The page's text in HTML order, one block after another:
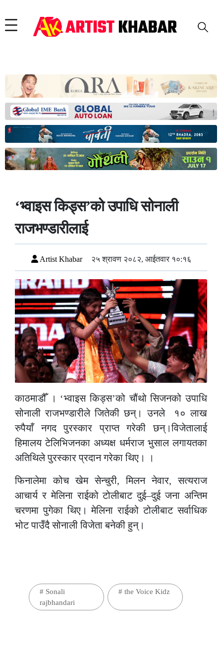
‘भ्वाइस किड्स’को उपाधि सोनाली
राजभण्डारीलाई
Artist Khabar २५ श्रावण २०८२, आईतवार १०:१६
काठमाडौँ । ‘भ्वाइस किड्स’को चौंथो सिजनको उपाधि
सोनाली राजभण्डारीले जितेकी छन्। उनले १० लाख
रुपैयाँ नगद पुरस्कार प्राप्त गरेकी छन्।विजेतालाई
हिमालय टेलिभिजनका अध्यक्ष धर्मराज भुसाल लगायतका
अतिथिले पुरस्कार प्रदान गरेका थिए। ।
फिनालेमा कोच खेम सेन्चुरी, मिलन नेवार, सत्यराज
आचार्य र मेलिना राईको टोलीबाट दुई–दुई जना अन्तिम
चरणमा पुगेका थिए। मेलिना राईको टोलीबाट सर्वाधिक
भोट पाउँदै सोनाली विजेता बनेकी हुन्।
# Sonali
rajbhandari
# the Voice Kidz